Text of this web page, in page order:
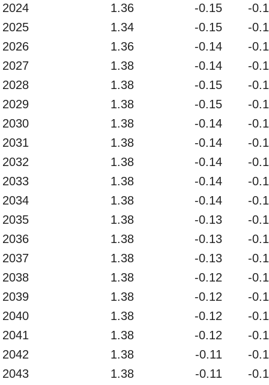
2024
1.36 -0.15
-
2025
1.34 -0.15
-
2026
1.36 -0.14
-
2027
1.38 -0.14
-
2028
1.38 -0.15
-
2029
1.38 -0.15
-
2030
1.38 -0.14
-
2031
1.38 -0.14
-
2032
1.38 -0.14
-
2033
1.38 -0.14
-
2034
1.38 -0.14
-
2035
1.38 -0.13
-
2036
1.38 -0.13
-
2037
1.38 -0.13
-
2038
1.38 -0.12
-
2039
1.38 -0.12
-
2040
1.38 -0.12
-
2041
1.38 -0.12
-
2042
1.38 -0.11
-
2043
1.38 -0.11
-